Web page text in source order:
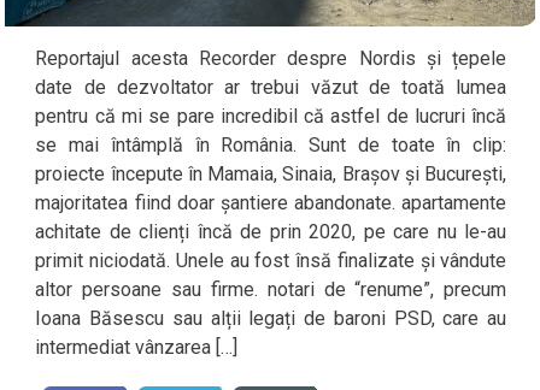
Reportajul acesta Recorder despre Nordis și țepele
date de dezvoltator ar trebui văzut de toată lumea
pentru că mi se pare incredibil că astfel de lucruri încă
se mai întâmplă în România. Sunt de toate în clip:
proiecte începute în Mamaia, Sinaia, Brașov și București,
majoritatea fiind doar șantiere abandonate. apartamente
achitate de clienți încă de prin 2020, pe care nu le-au
primit niciodată. Unele au fost însă finalizate și vândute
altor persoane sau firme. notari de “renume”, precum
Ioana Băsescu sau alții legați de baroni PSD, care au
intermediat vânzarea […]